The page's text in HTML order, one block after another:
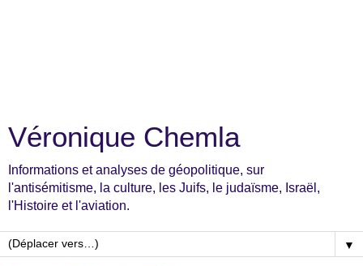
Véronique Chemla
Informations et analyses de géopolitique, sur
l'antisémitisme, la culture, les Juifs, le judaïsme, Israël,
l'Histoire et l'aviation.
▼